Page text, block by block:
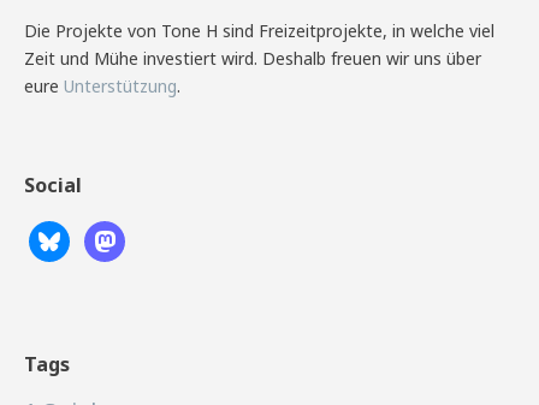
Die Projekte von Tone H sind Freizeitprojekte, in welche viel
Zeit und Mühe investiert wird. Deshalb freuen wir uns über
eure Unterstützung.
Social
Tags